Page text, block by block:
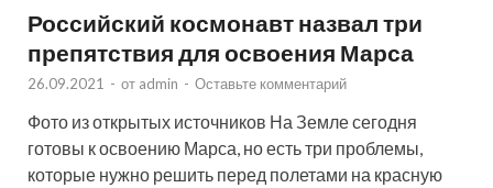
Российский космонавт назвал три
препятствия для освоения Марса
26.09.2021 - от admin - Оставьте комментарий
Фото из открытых источников На Земле сегодня
готовы к освоению Марса, но есть три проблемы,
которые нужно решить перед полетами на красную